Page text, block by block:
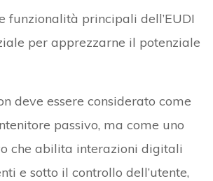
funzionalità principali dell’EUDI
per apprezzarne il potenziale
deve essere considerato come
passivo, ma come uno
che abilita interazioni digitali
e sotto il controllo dell’utente,